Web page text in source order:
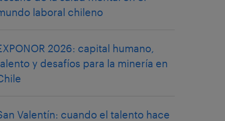
laboral chileno
2026: capital humano,
y desafíos para la minería en
Valentín: cuando el talento hace